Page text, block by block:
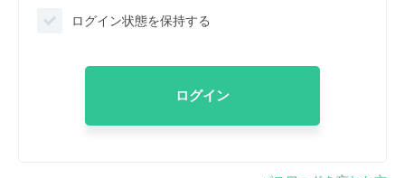
ログイン状態を保持する
ログイン